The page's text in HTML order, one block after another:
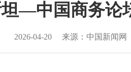
坦—中国商务论
2026-04-20 来源：中国新闻网